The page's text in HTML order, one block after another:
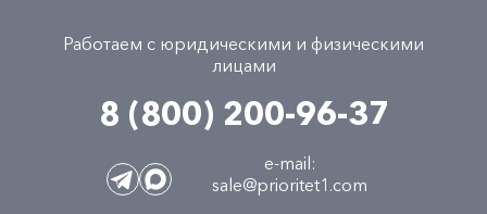
Работаем с юридическими и физическими
лицами
8 (800) 200-96-37
e-mail:
sale@prioritet1.com